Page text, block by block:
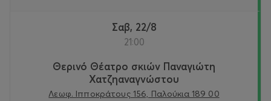
Σαβ, 22/8
21:00
Θερινό Θέατρο σκιών Παναγιώτη
Χατζηαναγνώστου
Λεωφ. Ιπποκράτους 156, Παλούκια 189 00